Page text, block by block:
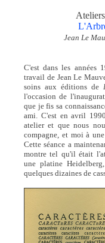
Jean Le
C'est dans les années
travail de Jean Le
soins aux éditions de
l'occasion de
que je fis sa
ami. C'est en avril
atelier et que nous
compagne, et moi à
Cette séance a
montre tel qu'il était
une platine
quelques dizaines de